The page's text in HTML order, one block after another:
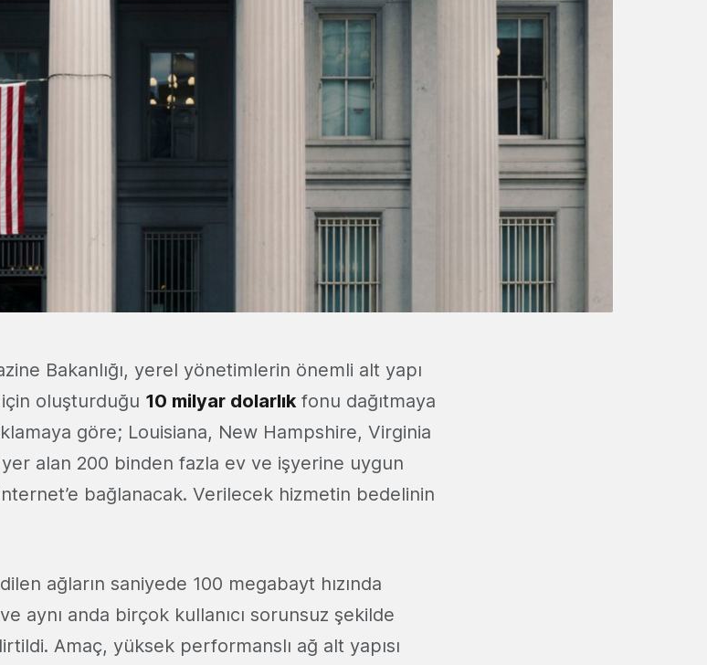
Bakanlığı, yerel yönetimlerin önemli alt yapı
oluşturduğu 10 milyar dolarlıkfonu dağıtmaya
göre; Louisiana, New Hampshire, Virginia
alan 200 binden fazla ev ve işyerine uygun
bağlanacak. Verilecek hizmetin bedelinin
ağların saniyede 100 megabayt hızında
aynı anda birçok kullanıcı sorunsuz şekilde
Amaç, yüksek performanslı ağ alt yapısı